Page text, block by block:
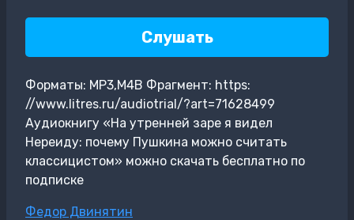
Слушать
Форматы: MP3,M4B Фрагмент: https:
//www.litres.ru/audiotrial/?art=71628499
Аудиокнигу «На утренней заре я видел
Нереиду: почему Пушкина можно считать
классицистом» можно скачать бесплатно по
подписке
Метки
Федор Двинятин